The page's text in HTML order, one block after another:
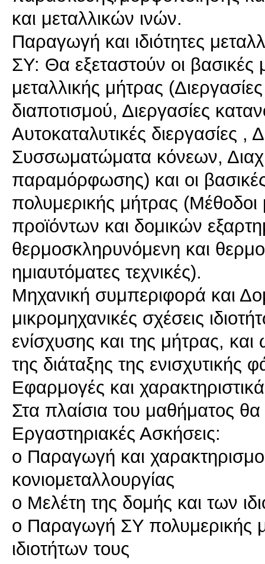
και μεταλλικών ινών.
Παραγωγή και ιδιότητες
ΣΥ: Θα εξεταστούν οι
μεταλλικής μήτρας
διαποτισμού, Διεργασίες
Αυτοκαταλυτικές διεργασίες ,
Συσσωματώματα κόνεων,
παραμόρφωσης) και οι
πολυμερικής μήτρας
προϊόντων και δομικών
θερμοσκληρυνόμενη και
ημιαυτόματες τεχνικές).
Μηχανική συμπεριφορά και
μικρομηχανικές σχέσεις
ενίσχυσης και της μήτρας,
της διάταξης της ενισχυτικής
Εφαρμογές και
Στα πλαίσια του μαθήματος
Εργαστηριακές Ασκήσεις:
o Παραγωγή και
κονιομεταλλουργίας
o Μελέτη της δομής και των
o Παραγωγή ΣΥ πολυμερικής